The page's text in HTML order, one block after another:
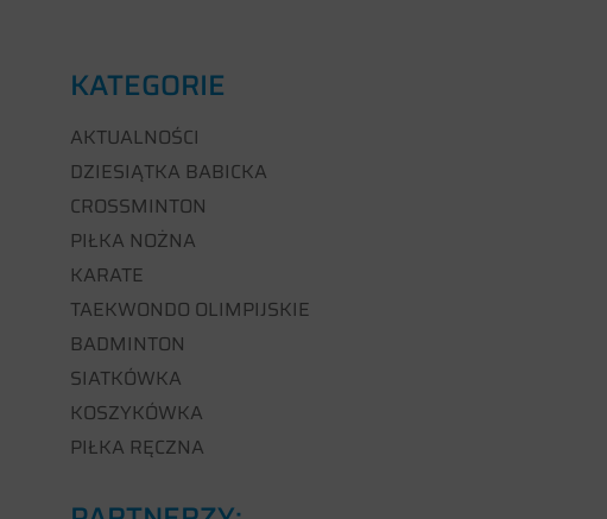
KATEGORIE
AKTUALNOŚCI
DZIESIĄTKA BABICKA
CROSSMINTON
PIŁKA NOŻNA
KARATE
TAEKWONDO OLIMPIJSKIE
BADMINTON
SIATKÓWKA
KOSZYKÓWKA
PIŁKA RĘCZNA